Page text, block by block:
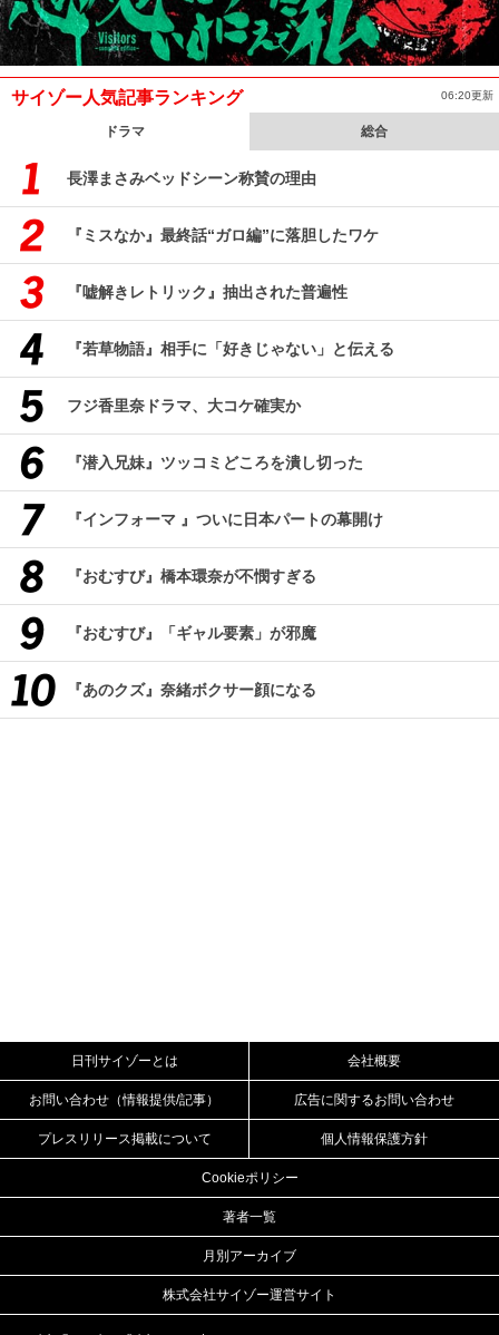
サイゾー人気記事ランキング 06:20更新
ドラマ 総合
長澤まさみベッドシーン称賛の理由
『ミスなか』最終話“ガロ編”に落胆したワケ
『嘘解きレトリック』抽出された普遍性
『若草物語』相手に「好きじゃない」と伝える
フジ香里奈ドラマ、大コケ確実か
『潜入兄妹』ツッコミどころを潰し切った
『インフォーマ 』ついに日本パートの幕開け
『おむすび』橋本環奈が不憫すぎる
『おむすび』「ギャル要素」が邪魔
『あのクズ』奈緒ボクサー顔になる
日刊サイゾーとは 会社概要
お問い合わせ（情報提供/記事） 広告に関するお問い合わせ
プレスリリース掲載について 個人情報保護方針
Cookieポリシー
著者一覧
月別アーカイブ
株式会社サイゾー運営サイト